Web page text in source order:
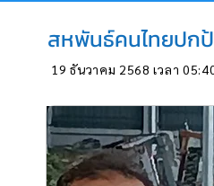
สหพันธ์คนไทยปก
19 ธันวาคม 2568 เวลา